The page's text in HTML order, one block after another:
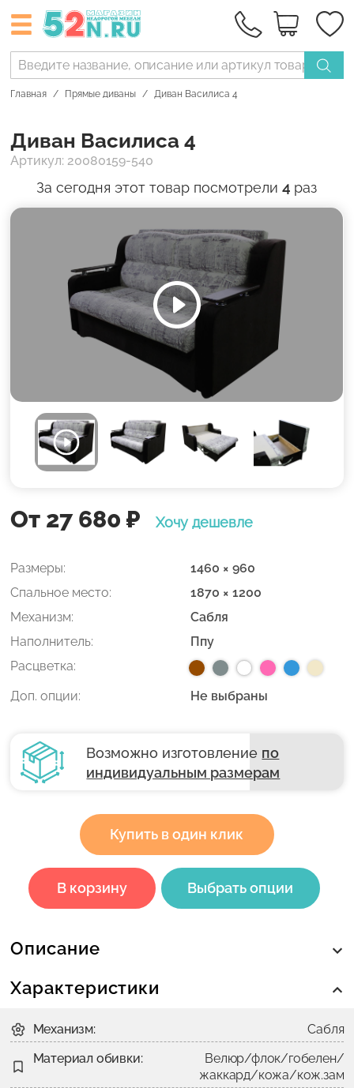
Главная Прямые диваны Диван Василиса 4
Диван Василиса 4
Артикул: 20080159-540
За сегодня этот товар посмотрели4 раз
От 27 680 ₽ Хочу дешевле
Размеры:
1460 × 960
Спальное место:
1870 × 1200
Механизм:
Сабля
Наполнитель:
Ппу
Расцветка:
Доп. опции:
Не выбраны
Возможно изготовление по
индивидуальным размерам
Купить в один клик
В корзину Выбрать опции
Описание
Характеристики
Механизм:
Сабля
Материал обивки:
Велюр/флок/гобелен/
жаккард/кожа/кож.зам